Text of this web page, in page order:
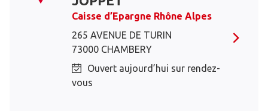
Caisse d’Epargne Rhône Alpes
265 AVENUE DE TURIN
73000 CHAMBERY
Ouvert aujourd’hui sur rendez-
vous